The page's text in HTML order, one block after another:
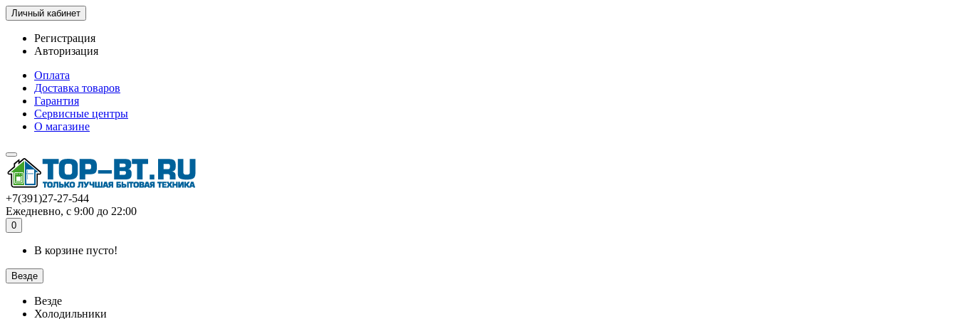
Личный кабинет
Регистрация
Авторизация
Оплата
Доставка товаров
Гарантия
Сервисные центры
О магазине
+7(391)27-27-544
Ежедневно, с 9:00 до 22:00
0
В корзине пусто!
Везде
Везде
Холодильники